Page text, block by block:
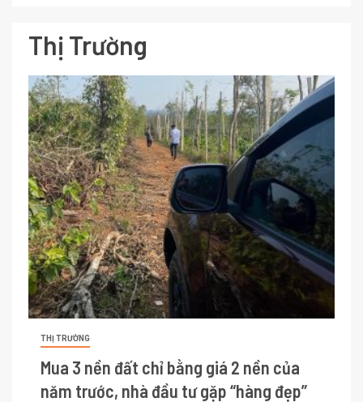
Thị Trường
THỊ TRƯỜNG
Mua 3 nền đất chỉ bằng giá 2 nền của
năm trước, nhà đầu tư gặp “hàng đẹp”